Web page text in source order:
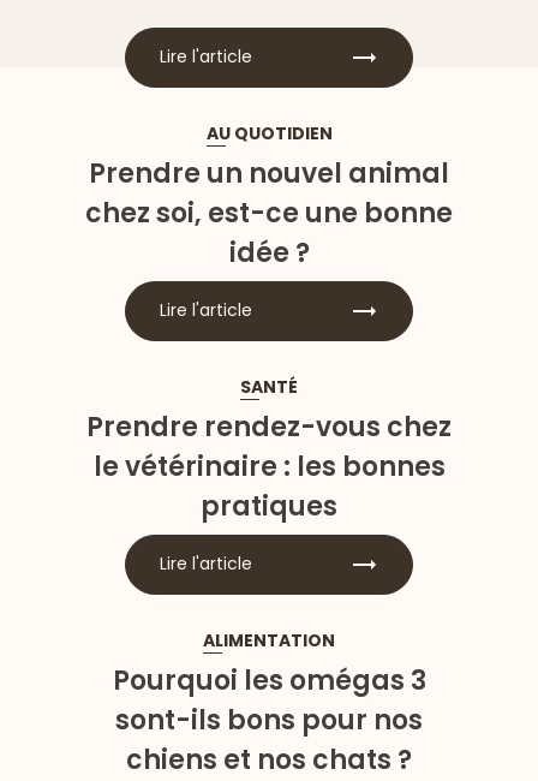
Lire l'article
AU QUOTIDIEN
Prendre un nouvel animal
chez soi, est-ce une bonne
idée ?
Lire l'article
SANTÉ
Prendre rendez-vous chez
le vétérinaire : les bonnes
pratiques
Lire l'article
ALIMENTATION
Pourquoi les omégas 3
sont-ils bons pour nos
chiens et nos chats ?